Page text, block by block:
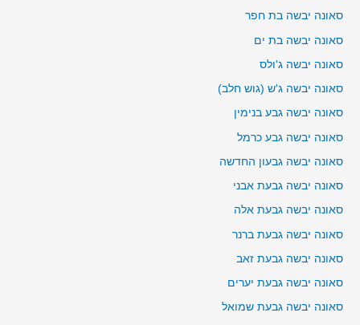
סאונה יבשה בת חפר
סאונה יבשה בת ים
סאונה יבשה ג'ולס
סאונה יבשה ג'ש (גוש חלב)
סאונה יבשה גבע בנימין
סאונה יבשה גבע כרמל
סאונה יבשה גבעון החדשה
סאונה יבשה גבעת אבני
סאונה יבשה גבעת אלה
סאונה יבשה גבעת ברנר
סאונה יבשה גבעת זאב
סאונה יבשה גבעת יערים
סאונה יבשה גבעת שמואל